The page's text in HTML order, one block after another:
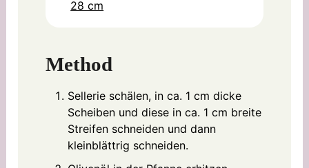
28 cm
Method
Sellerie schälen, in ca. 1 cm dicke
Scheiben und diese in ca. 1 cm breite
Streifen schneiden und dann
kleinblättrig schneiden.